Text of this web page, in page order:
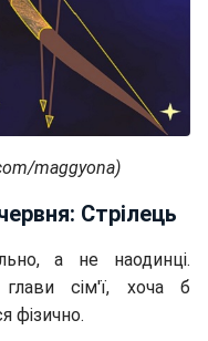
maggyona)
Стрілець
а не наодинці.
сім'ї, хоча б
фізично.